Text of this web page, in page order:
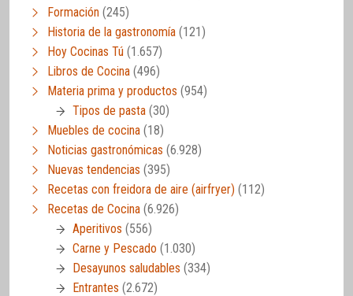
Formación (245)
Historia de la gastronomía (121)
Hoy Cocinas Tú (1.657)
Libros de Cocina (496)
Materia prima y productos (954)
Tipos de pasta (30)
Muebles de cocina (18)
Noticias gastronómicas (6.928)
Nuevas tendencias (395)
Recetas con freidora de aire (airfryer) (112)
Recetas de Cocina (6.926)
Aperitivos (556)
Carne y Pescado (1.030)
Desayunos saludables (334)
Entrantes (2.672)